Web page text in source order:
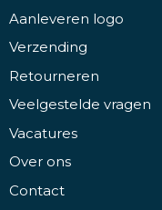
Aanleveren logo
Verzending
Retourneren
Veelgestelde vragen
Vacatures
Over ons
Contact